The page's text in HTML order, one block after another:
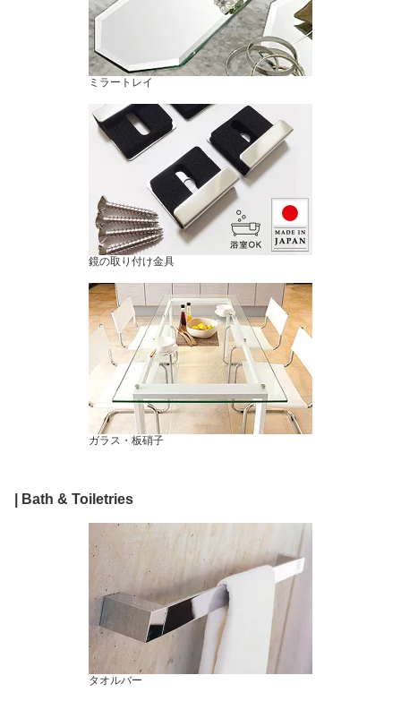
ミラートレイ
鏡の取り付け金具
ガラス・板硝子
| Bath & Toiletries
タオルバー